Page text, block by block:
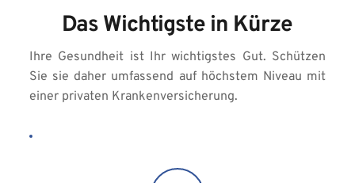
Das Wichtigste in Kürze
Ihre Gesundheit ist Ihr wichtigstes Gut. Schützen
Sie sie daher umfassend auf höchstem Niveau mit
einer privaten Krankenversicherung.